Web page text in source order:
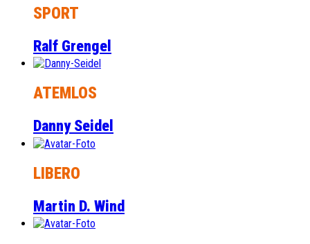
SPORT
Ralf Grengel
ATEMLOS
Danny Seidel
LIBERO
Martin D. Wind